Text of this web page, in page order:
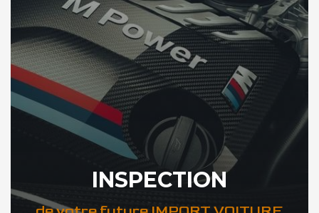
INSPECTION